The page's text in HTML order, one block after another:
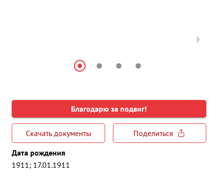
Благодарю за подвиг!
Скачать документы
Поделиться
Дата рождения
1911; 17.01.1911